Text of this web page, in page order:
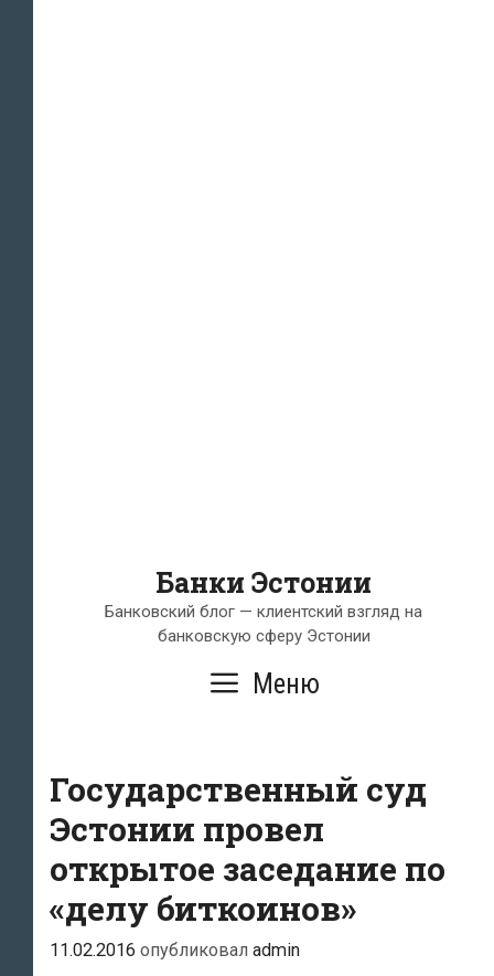
Банки Эстонии
Банковский блог — клиентский взгляд на
банковскую сферу Эстонии
Меню
Государственный суд
Эстонии провел
открытое заседание по
«делу биткоинов»
11.02.2016 опубликовал admin